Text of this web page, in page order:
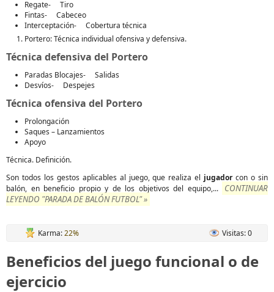
Regate- Tiro
Fintas- Cabeceo
Interceptación- Cobertura técnica
Portero: Técnica individual ofensiva y defensiva.
Técnica defensiva del Portero
Paradas Blocajes- Salidas
Desvíos- Despejes
Técnica ofensiva del Portero
Prolongación
Saques – Lanzamientos
Apoyo
Técnica. Definición.
Son todos los gestos aplicables al juego, que realiza el jugadorcon o sin
balón, en beneficio propio y de los objetivos del equipo,...
CONTINUAR
LEYENDO "PARADA DE BALÓN FUTBOL" »
Karma:22% Visitas: 0
Beneficios del juego funcional o de
ejercicio